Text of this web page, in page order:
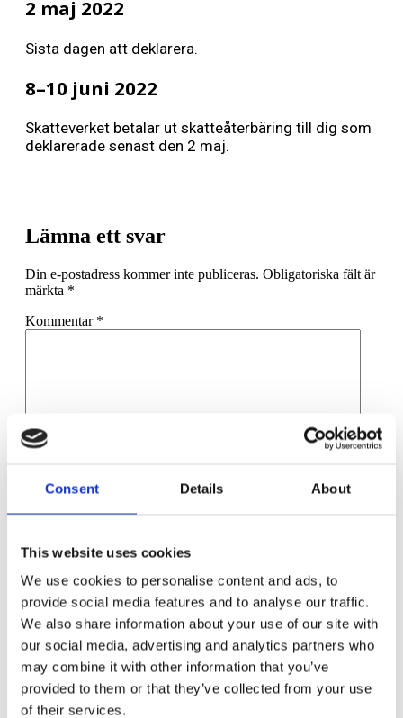
Consent Details About
This website uses cookies
We use cookies to personalise content and ads, to
provide social media features and to analyse our traffic.
We also share information about your use of our site with
our social media, advertising and analytics partners who
may combine it with other information that you’ve
provided to them or that they’ve collected from your use
of their services.
2 maj 2022
Sista dagen att deklarera.
8–10 juni 2022
Skatteverket betalar ut skatteåterbäring till dig som
deklarerade senast den 2 maj.
Lämna ett svar
Din e-postadress kommer inte publiceras. Obligatoriska fält är
märkta *
Kommentar *
webbläsare till nästa gång jag skriver en kommentar.
Får man ge Ukrainska flyktingar jobb?
Sänk skatten på energi istället för att dela ut tusenlappar